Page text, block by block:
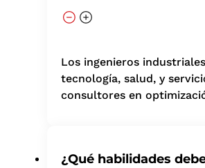
Los ingenieros
tecnología, salud, y
consultores en
¿Qué habilidades